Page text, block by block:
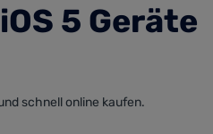
5 Geräte
schnell online kaufen.